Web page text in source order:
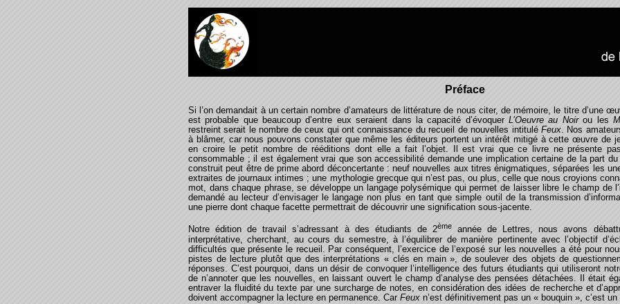
Préface
Si l’on demandait à un certain nombre d’amateurs de littérature de nous citer, de mémoire, le titre d’une
est probable que beaucoup d’entre eux seraient dans la capacité d’évoquerL’Oeuvre au Noirou les
restreint serait le nombre de ceux qui ont connaissance du recueil de nouvelles intitulé Feux . Nos
à blâmer, car nous pouvons constater que même les éditeurs portent un intérêt mitigé à cette œuvre de
en croire le petit nombre de rééditions dont elle a fait l’objet. Il est vrai que ce livre ne présente
consommable ; il est également vrai que son accessibilité demande une implication certaine de la part
construit peut être de prime abord déconcertante : neuf nouvelles aux titres énigmatiques, séparées les
extraites de journaux intimes ; une mythologie grecque qui n’est pas, ou plus, celle que nous croyions
mot, dans chaque phrase, se développe un langage polysémique qui permet de laisser libre le champ de
demandé au lecteur d’envisager le langage non plus en tant que simple outil de la transmission
une pierre dont chaque facette permettrait de découvrir une signification sous-jacente.
Notre édition de travail s’adressant à des étudiants de 2èmeannée de Lettres, nous avons
interprétative, cherchant, au cours du semestre, à l’équilibrer de manière pertinente avec l’objectif
difficultés que présente le recueil. Par conséquent, l’exercice de l’exposé sur les nouvelles a été pour
pistes de lecture plutôt que des interprétations « clés en main », de soulever des objets de
réponses. C’est pourquoi, dans un désir de convoquer l’intelligence des futurs étudiants qui utiliseront
de n’annoter que les nouvelles, en laissant ouvert le champ d’analyse des pensées détachées. Il était
entraver la fluidité du texte par une surcharge de notes, en considération des idées de recherche et
doivent accompagner la lecture en permanence. Car Feux n’est définitivement pas un « bouquin », c’est un